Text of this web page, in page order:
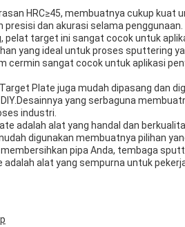
HRC≥45, membuatnya cukup kuat
dan akurasi selama penggunaan.
pelat target ini sangat cocok untuk
yang ideal untuk proses sputtering
cermin sangat cocok untuk aplikasi
Plate juga mudah dipasang dan
yang serbaguna
industri.
adalah alat yang handal dan
digunakan membuatnya pilihan
pipa Anda, tembaga
alat yang sempurna untuk